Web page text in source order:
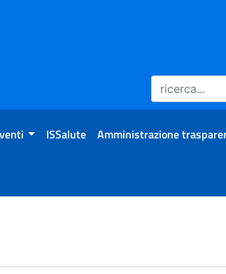
ISSalute Amministrazione